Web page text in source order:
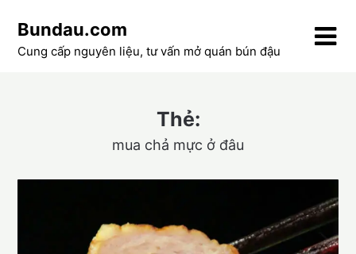
content
Bundau.com
Cung cấp nguyên liệu, tư vấn mở quán bún đậu
Thẻ:
mua chả mực ở đâu